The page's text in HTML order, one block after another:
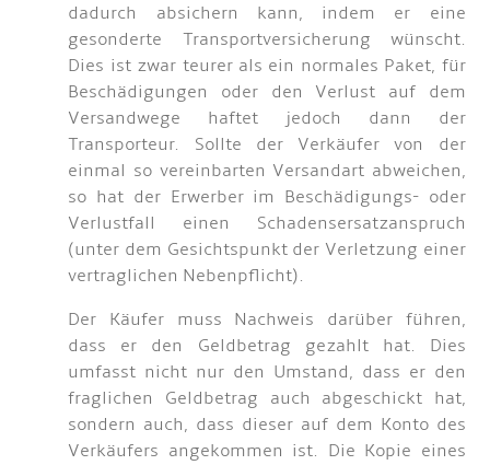
dadurch absichern kann, indem er eine
gesonderte Transportversicherung wünscht.
Dies ist zwar teurer als ein normales Paket, für
Beschädigungen oder den Verlust auf dem
Versandwege haftet jedoch dann der
Transporteur. Sollte der Verkäufer von der
einmal so vereinbarten Versandart abweichen,
so hat der Erwerber im Beschädigungs- oder
Verlustfall einen Schadensersatzanspruch
(unter dem Gesichtspunkt der Verletzung einer
vertraglichen Nebenpflicht).
Der Käufer muss Nachweis darüber führen,
dass er den Geldbetrag gezahlt hat. Dies
umfasst nicht nur den Umstand, dass er den
fraglichen Geldbetrag auch abgeschickt hat,
sondern auch, dass dieser auf dem Konto des
Verkäufers angekommen ist. Die Kopie eines